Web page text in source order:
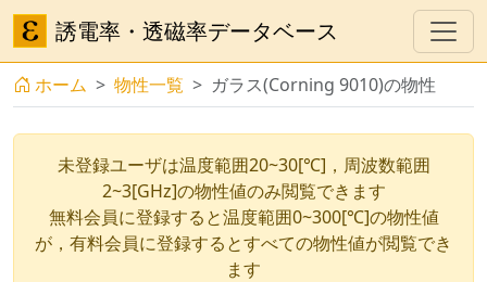
誘電率・透磁率データベース
ホーム 物性一覧 ガラス(Corning 9010)の物性
未登録ユーザは温度範囲20~30[℃]，周波数範囲
2~3[GHz]の物性値のみ閲覧できます
無料会員に登録すると温度範囲0~300[℃]の物性値
が，有料会員に登録するとすべての物性値が閲覧でき
ます